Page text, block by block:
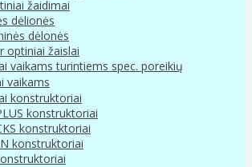
žaidimai
dėlionės
dėlonės
optiniai žaislai
vaikams turintiems spec. poreikių
vaikams
konstruktoriai
konstruktoriai
konstruktoriai
konstruktoriai